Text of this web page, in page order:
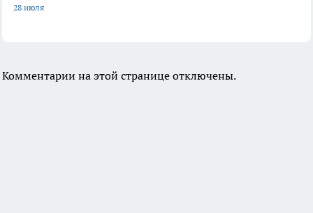
28 июля
Комментарии на этой странице отключены.